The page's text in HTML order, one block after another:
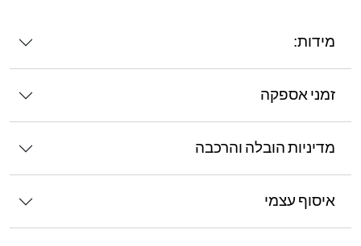
מידות:
זמני אספקה
מדיניות הובלה והרכבה
איסוף עצמי